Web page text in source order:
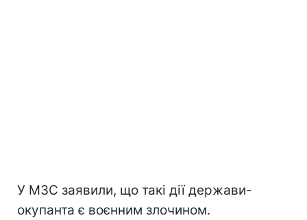
У МЗС заявили, що такі дії держави-
окупанта є воєнним злочином.